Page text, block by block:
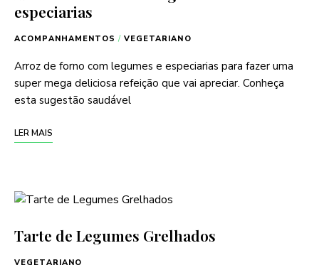
especiarias
ACOMPANHAMENTOS / VEGETARIANO
Arroz de forno com legumes e especiarias para fazer uma
super mega deliciosa refeição que vai apreciar. Conheça
esta sugestão saudável
LER MAIS
Tarte de Legumes Grelhados
VEGETARIANO